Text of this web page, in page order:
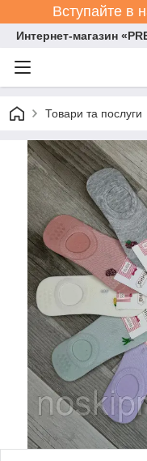
Вступайте в
Интернет-магазин
Товари та послуги